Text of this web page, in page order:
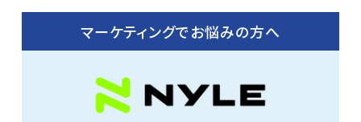
マーケティングでお悩みの方へ